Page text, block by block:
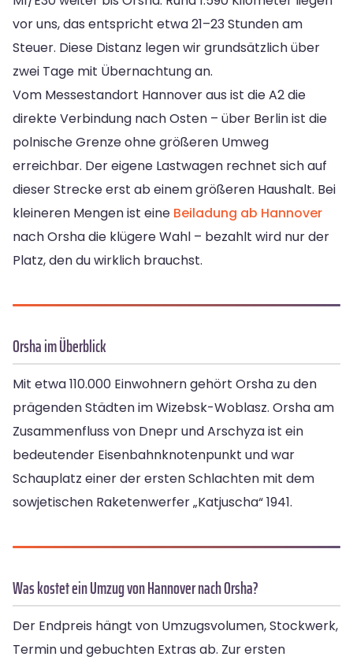
vor uns, das entspricht etwa 21–23 Stunden am
Steuer. Diese Distanz legen wir grundsätzlich über
zwei Tage mit Übernachtung an.
Vom Messestandort Hannover aus ist die A2 die
direkte Verbindung nach Osten – über Berlin ist die
polnische Grenze ohne größeren Umweg
erreichbar. Der eigene Lastwagen rechnet sich auf
dieser Strecke erst ab einem größeren Haushalt. Bei
kleineren Mengen ist eine Beiladung ab Hannover
nach Orsha die klügere Wahl – bezahlt wird nur der
Platz, den du wirklich brauchst.
Orsha im Überblick
Mit etwa 110.000 Einwohnern gehört Orsha zu den
prägenden Städten im Wizebsk-Woblasz. Orsha am
Zusammenfluss von Dnepr und Arschyza ist ein
bedeutender Eisenbahnknotenpunkt und war
Schauplatz einer der ersten Schlachten mit dem
sowjetischen Raketenwerfer „Katjuscha“ 1941.
Was kostet ein Umzug von Hannover nach Orsha?
Der Endpreis hängt von Umzugsvolumen, Stockwerk,
Termin und gebuchten Extras ab. Zur ersten